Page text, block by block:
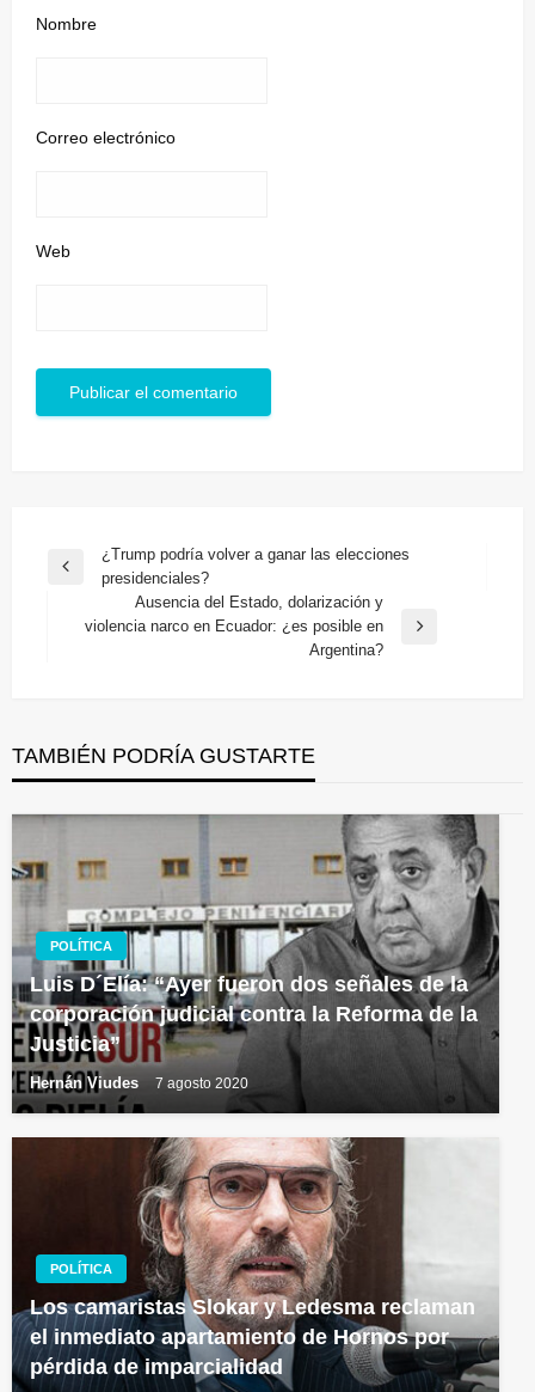
Nombre
Correo electrónico
Web
Navegación
entradas
Entrada
¿Trump podría volver a ganar las elecciones
presidenciales?
Entrada
Ausencia del Estado, dolarización y
violencia narco en Ecuador: ¿es posible en
Argentina?
TAMBIÉN PODRÍA GUSTARTE
POLÍTICA
Luis D´Elía: “Ayer fueron dos señales de la
corporación judicial contra la Reforma de la
Justicia”
Hernán Viudes 7 agosto 2020
POLÍTICA
Los camaristas Slokar y Ledesma reclaman
el inmediato apartamiento de Hornos por
pérdida de imparcialidad